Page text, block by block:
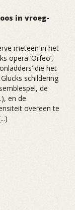
in vroeg-
meteen in het
opera ’Orfeo’,
die het
schildering
de
en de
overeen te